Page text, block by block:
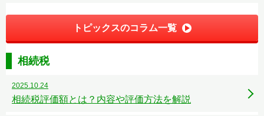
トピックスのコラム一覧
相続税
2025.10.24
相続税評価額とは？内容や評価方法を解説